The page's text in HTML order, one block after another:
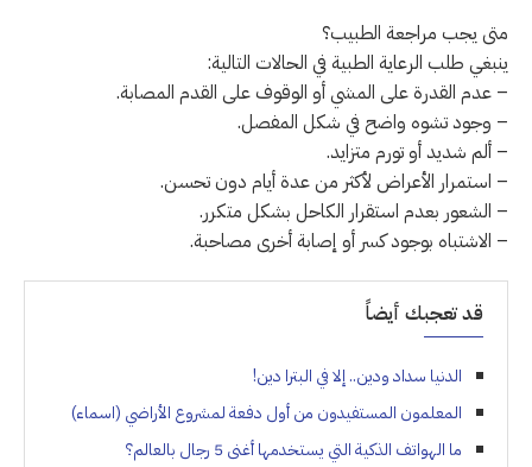
متى يجب مراجعة الطبيب؟
ينبغي طلب الرعاية الطبية في الحالات التالية:
– عدم القدرة على المشي أو الوقوف على القدم المصابة.
– وجود تشوه واضح في شكل المفصل.
– ألم شديد أو تورم متزايد.
– استمرار الأعراض لأكثر من عدة أيام دون تحسن.
– الشعور بعدم استقرار الكاحل بشكل متكرر.
– الاشتباه بوجود كسر أو إصابة أخرى مصاحبة.
قد تعجبك أيضاً
الدنيا سداد ودين.. إلا في البترا دين!
المعلمون المستفيدون من أول دفعة لمشروع الأراضي (اسماء)
ما الهواتف الذكية التي يستخدمها أغنى 5 رجال بالعالم؟